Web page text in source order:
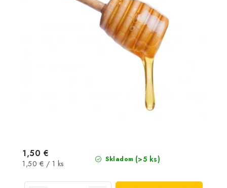
Skladom (>5 ks)
1,50 €
Jednotková
1,50 € / 1 ks